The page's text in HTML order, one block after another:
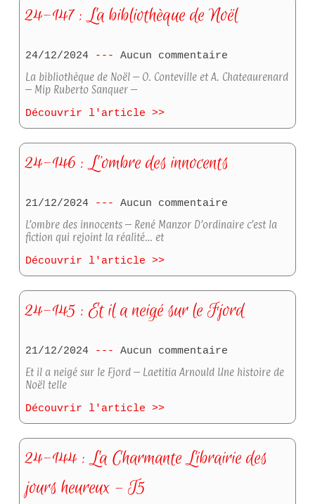
24-147 : La bibliothèque de Noël
24/12/2024
Aucun commentaire
La bibliothèque de Noël – O. Conteville et A. Chateaurenard
– Mip Ruberto Sanquer –
Découvrir l'article >>
24-146 : L’ombre des innocents
21/12/2024
Aucun commentaire
L’ombre des innocents – René Manzor D’ordinaire c’est la
fiction qui rejoint la réalité… et
Découvrir l'article >>
24-145 : Et il a neigé sur le Fjord
21/12/2024
Aucun commentaire
Et il a neigé sur le Fjord – Laetitia Arnould Une histoire de
Noël telle
Découvrir l'article >>
24-144 : La Charmante Librairie des
jours heureux – T5